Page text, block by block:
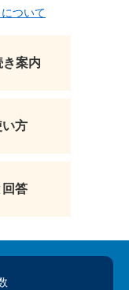
ついて
案内
方
答